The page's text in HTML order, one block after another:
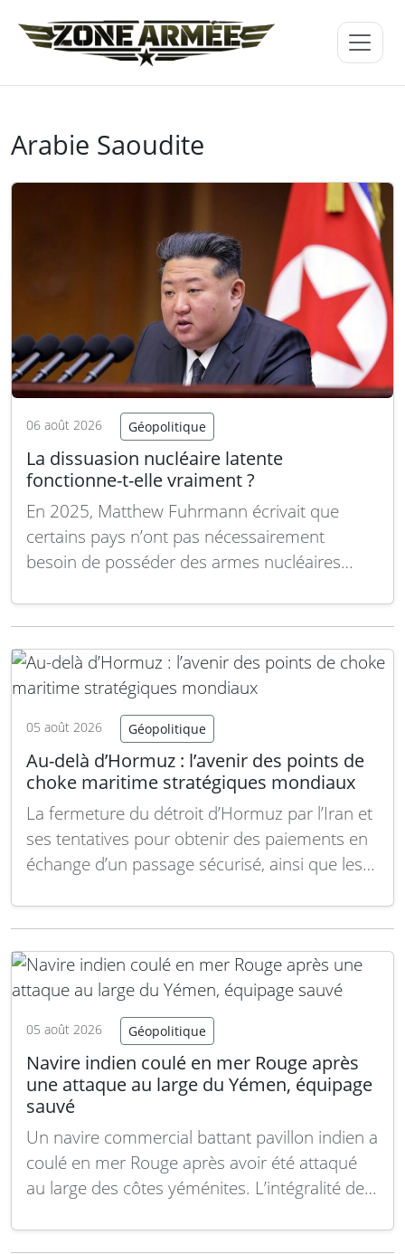
Arabie Saoudite
06 août 2026 Géopolitique
La dissuasion nucléaire latente
fonctionne-t-elle vraiment ?
En 2025, Matthew Fuhrmann écrivait que
certains pays n’ont pas nécessairement
besoin de posséder des armes nucléaires
stratégie qu’il qualifiait de « dissuasion
ses arguments, dans un contexte géopolitique
profondément transformé. Selon vous, quelles
nations tireraient…Lire la suite
05 août 2026 Géopolitique
Au-delà d’Hormuz : l’avenir des points de
choke maritime stratégiques mondiaux
La fermeture du détroit d’Hormuz par l’Iran et
ses tentatives pour obtenir des paiements en
échange d’un passage sécurisé, ainsi que les
navigation saoudienne dans le détroit de Bab
aux points de choke maritimes et soulevé…
Lire la suite
05 août 2026 Géopolitique
Navire indien coulé en mer Rouge après
une attaque au large du Yémen, équipage
sauvé
Un navire commercial battant pavillon indien a
coulé en mer Rouge après avoir été attaqué
au large des côtes yéménites. L’intégralité des
des informations relayées par l’AFP. Le MSV